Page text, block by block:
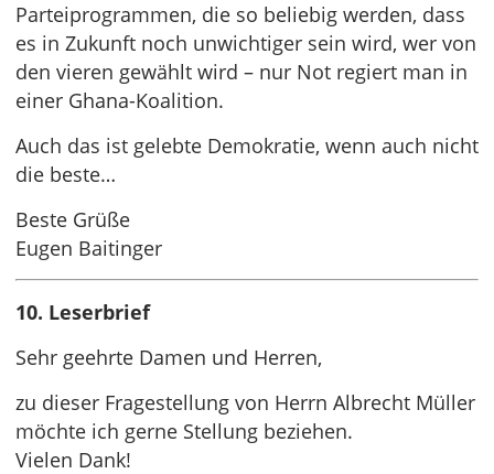
Parteiprogrammen, die so beliebig werden, dass
es in Zukunft noch unwichtiger sein wird, wer von
den vieren gewählt wird – nur Not regiert man in
einer Ghana-Koalition.
Auch das ist gelebte Demokratie, wenn auch nicht
die beste…
Beste Grüße
Eugen Baitinger
10. Leserbrief
Sehr geehrte Damen und Herren,
zu dieser Fragestellung von Herrn Albrecht Müller
möchte ich gerne Stellung beziehen.
Vielen Dank!